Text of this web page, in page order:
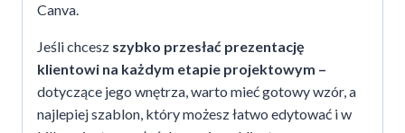
Canva.
Jeśli chcesz szybko przesłać prezentację
klientowi na każdym etapie projektowym –
dotyczące jego wnętrza, warto mieć gotowy wzór, a
najlepiej szablon, który możesz łatwo edytować i w